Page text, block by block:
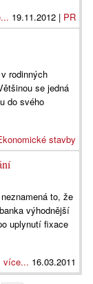
19.11.2012 | PR
rodinných
se jedná
do svého
stavby
to, že
výhodnější
uplynutí fixace
více... 16.03.2011